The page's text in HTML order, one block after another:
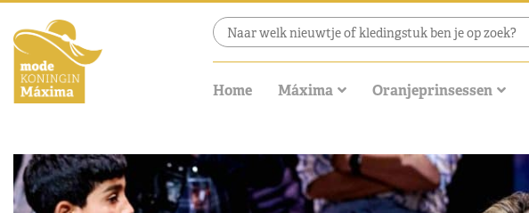
Home Máxima Oranjeprinsessen